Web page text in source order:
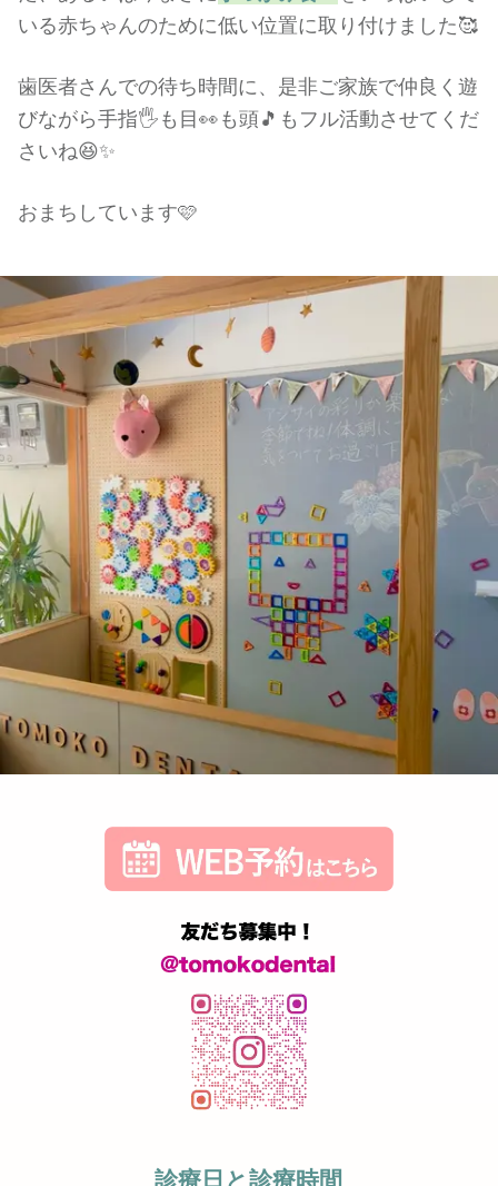
いる赤ちゃんのために低い位置に取り付けました🥰
歯医者さんでの待ち時間に、是非ご家族で仲良く遊
びながら手指🖐️も目👀も頭🎵もフル活動させてくだ
さいね😆✨
おまちしています🩷
診療日と診療時間